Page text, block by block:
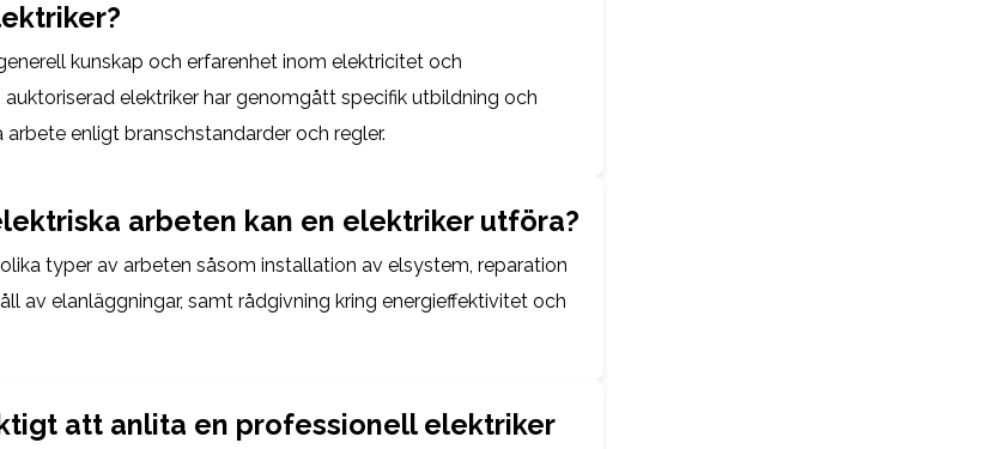
kunskap och erfarenhet inom elektricitet och
auktoriserad elektriker har genomgått specifik utbildning och
enligt branschstandarder och regler.
arbeten kan en elektriker utföra?
typer av arbeten såsom installation av elsystem, reparation
av elanläggningar, samt rådgivning kring energieffektivitet och
att anlita en professionell elektriker